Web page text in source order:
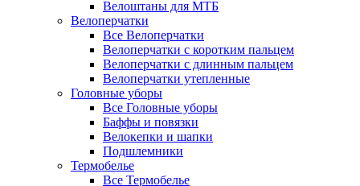
Велоштаны для МТБ
Велоперчатки
Все Велоперчатки
Велоперчатки с коротким пальцем
Велоперчатки с длинным пальцем
Велоперчатки утепленные
Головные уборы
Все Головные уборы
Баффы и повязки
Велокепки и шапки
Подшлемники
Термобелье
Все Термобелье